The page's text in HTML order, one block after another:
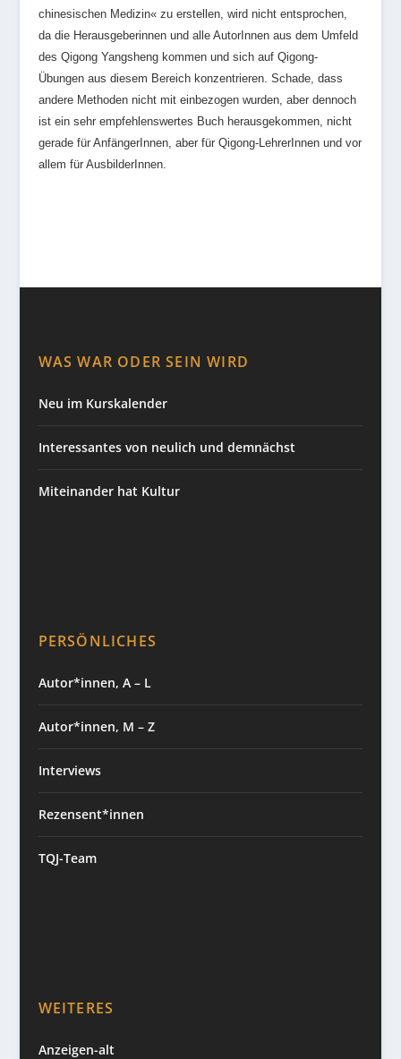
chinesischen Medizin« zu erstellen, wird nicht entsprochen,
da die Herausgeberinnen und alle AutorInnen aus dem Umfeld
des Qigong Yangsheng kommen und sich auf Qigong-
Übungen aus diesem Bereich konzentrieren. Schade, dass
andere Methoden nicht mit einbezogen wurden, aber dennoch
ist ein sehr empfehlenswertes Buch herausgekommen, nicht
gerade für AnfängerInnen, aber für Qigong-LehrerInnen und vor
allem für AusbilderInnen.
WAS WAR ODER SEIN WIRD
Neu im Kurskalender
Interessantes von neulich und demnächst
Miteinander hat Kultur
PERSÖNLICHES
Autor*innen, A – L
Autor*innen, M – Z
Interviews
Rezensent*innen
TQJ-Team
WEITERES
Anzeigen-alt